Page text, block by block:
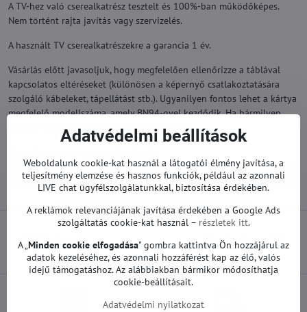
A TV-hez való cserealkatrész tesztelt és 100%-ban működőképes.
Nem történt rajta javítás vagy szervizelés.
A használt TV cserealkatrészekre a garancia 1 év.
Vásárlás előtt javasoljuk, hogy megfelelően ellenőrizze a táblával
kapcsolatos eltéréseket (különösen a képernyő csatlakoztatására
szolgáló kábeleket, tápellátást stb.). Ugyanilyen fontos lehet a kártya
megfelelő modellszáma, amely BN94-gyel kezdődik. Ha bármilyen
kérdése van, forduljon hozzánk bizalommal.
Pótalkatrészek | Samsung TV Alaplapok | Samsung TV
Következő termék
Adatvédelmi beállítások
Weboldalunk cookie-kat használ a látogatói élmény javítása, a
teljesítmény elemzése és hasznos funkciók, például az azonnali
LIVE chat ügyfélszolgálatunkkal, biztosítása érdekében.
A reklámok relevanciájának javítása érdekében a Google Ads
szolgáltatás cookie-kat használ – részletek itt.
A „ Minden cookie elfogadása" gombra kattintva Ön hozzájárul az
adatok kezeléséhez, és azonnali hozzáférést kap az élő, valós
idejű támogatáshoz. Az alábbiakban bármikor módosíthatja
cookie-beállításait.
Adatvédelmi nyilatkozat